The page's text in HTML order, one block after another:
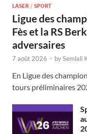
LASER / SPORT
Ligue des
Fès et la RS
adversaires
7 août 2026 - bySemlali
En Ligue des
tours préliminaires